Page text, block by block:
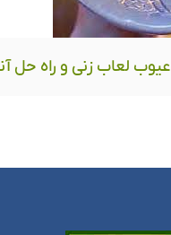
عیوب لعاب زنی و راه حل